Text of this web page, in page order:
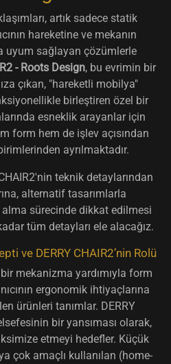
artık sadece statik
hareketine ve mekanın
uyum sağlayan çözümlerle
- Roots Design, bu evrimin bir
çıkan, "hareketli mobilya"
birleştiren özel bir
esneklik arayanlar için
form hem de işlev açısından
ayrılmaktadır.
teknik detaylarından
alternatif tasarımlarla
alma sürecinde dikkat edilmesi
tüm detayları ele alacağız.
ve DERRY CHAIR2’nin Rolü
mekanizma yardımıyla form
ergonomik ihtiyaçlarına
ürünleri tanımlar. DERRY
bir yansıması olarak,
etmeyi hedefler. Küçük
çok amaçlı kullanılan (home-